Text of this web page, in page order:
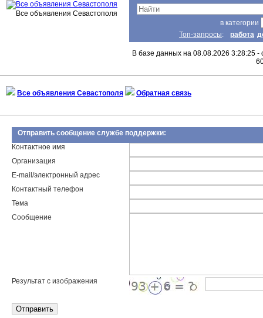
Все объявления Севастополя
в категории
Топ-запросы: работа
В базе данных на 08.08.2026 3:28:25 -
Все объявления Севастополя Обратная связь
Отправить сообщение службе поддержки:
Контактное имя
Организация
E-mail/электронный адрес
Контактный телефон
Тема
Сообщение
Результат с изображения